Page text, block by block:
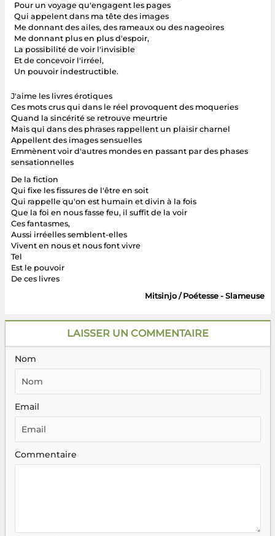
Pour un voyage qu'engagent les pages
Qui appelent dans ma tête des images
Me donnant des ailes, des rameaux ou des nageoires
Me donnant plus en plus d'espoir,
La possibilité de voir l'invisible
Et de concevoir l'irréel,
Un pouvoir indestructible.
J'aime les livres érotiques
Ces mots crus qui dans le réel provoquent des moqueries
Quand la sincérité se retrouve meurtrie
Mais qui dans des phrases rappellent un plaisir charnel
Appellent des images sensuelles
Emmènent voir d'autres mondes en passant par des phases
sensationnelles
De la fiction
Qui fixe les fissures de l'être en soit
Qui rappelle qu'on est humain et divin à la fois
Que la foi en nous fasse feu, il suffit de la voir
Ces fantasmes,
Aussi irréelles semblent-elles
Vivent en nous et nous font vivre
Tel
Est le pouvoir
De ces livres
Mitsinjo / Poétesse - Slameuse
LAISSER UN COMMENTAIRE
Nom
Email
Commentaire